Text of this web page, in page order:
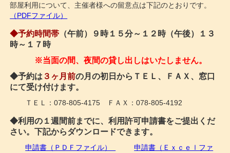
部屋利用について、主催者様への留意点は下記のとおりです。
（PDFファイル）
◆予約時間帯 （午前）９時１５分～１２時（午後）１３
時～１７時
※当面の間、夜間の貸し出しはいたしません。
◆予約は ３ヶ月前の月の初日からＴＥＬ、ＦＡＸ、窓口
にて受け付けます。
ＴＥＬ：078-805-4175 ＦＡＸ：078-805-4192
◆利用の１週間前までに、利用許可申請書をご提出くだ
さい。下記からダウンロードできます。
申請書（ＰＤＦファイル）
申請書（Ｅｘｃｅｌファ